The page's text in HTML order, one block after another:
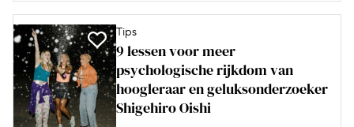
Tips
9 lessen voor meer
psychologische rijkdom van
hoogleraar en geluksonderzoeker
Shigehiro Oishi